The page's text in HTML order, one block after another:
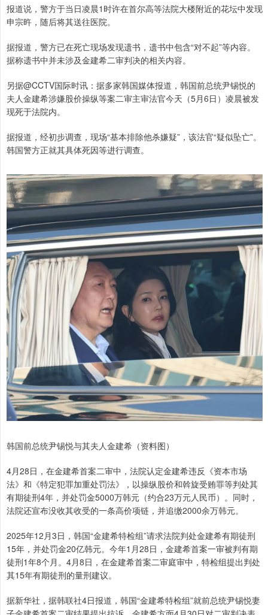
报道说，警方于当日凌晨1时许在首尔高等法院大楼附近的花坛中发现
申宗旿，随后将其送往医院。
据报道，警方已在死亡现场发现遗书，遗书中包含“对不起”等内容。
据称遗书中并未涉及金建希二审判决的相关内容。
另据@CCTV国际时讯：据多家韩国媒体报道，韩国前总统尹锡悦的
夫人金建希涉嫌股价操纵等案二审主审法官今天（5月6日）凌晨被发
现死于法院内。
据报道，经初步调查，现场“基本排除他杀嫌疑”，该法官“疑似坠亡”。
韩国警方正就其具体死因等进行调查。
韩国前总统尹锡悦与其夫人金建希（资料图）
4月28日，在金建希首案二审中，法院认定金建希违反《资本市场
法》和《特定犯罪加重处罚法》，以操纵股价和斡旋受贿罪等判处其
有期徒刑4年，并处罚金5000万韩元（约合23万元人民币）。同时，
法院还宣布没收其收受的一条高价项链，并追缴2000余万韩元。
2025年12月3日，韩国“金建希特检组”请求法院判处金建希有期徒刑
15年，并处罚金20亿韩元。今年1月28日，金建希首案一审被判有期
徒刑1年8个月。4月8日，在金建希首案二审庭审中，特检组提出判处
其15年有期徒刑的量刑建议。
据新华社，据韩联社4日报道，韩国“金建希特检组”就前总统尹锡悦妻